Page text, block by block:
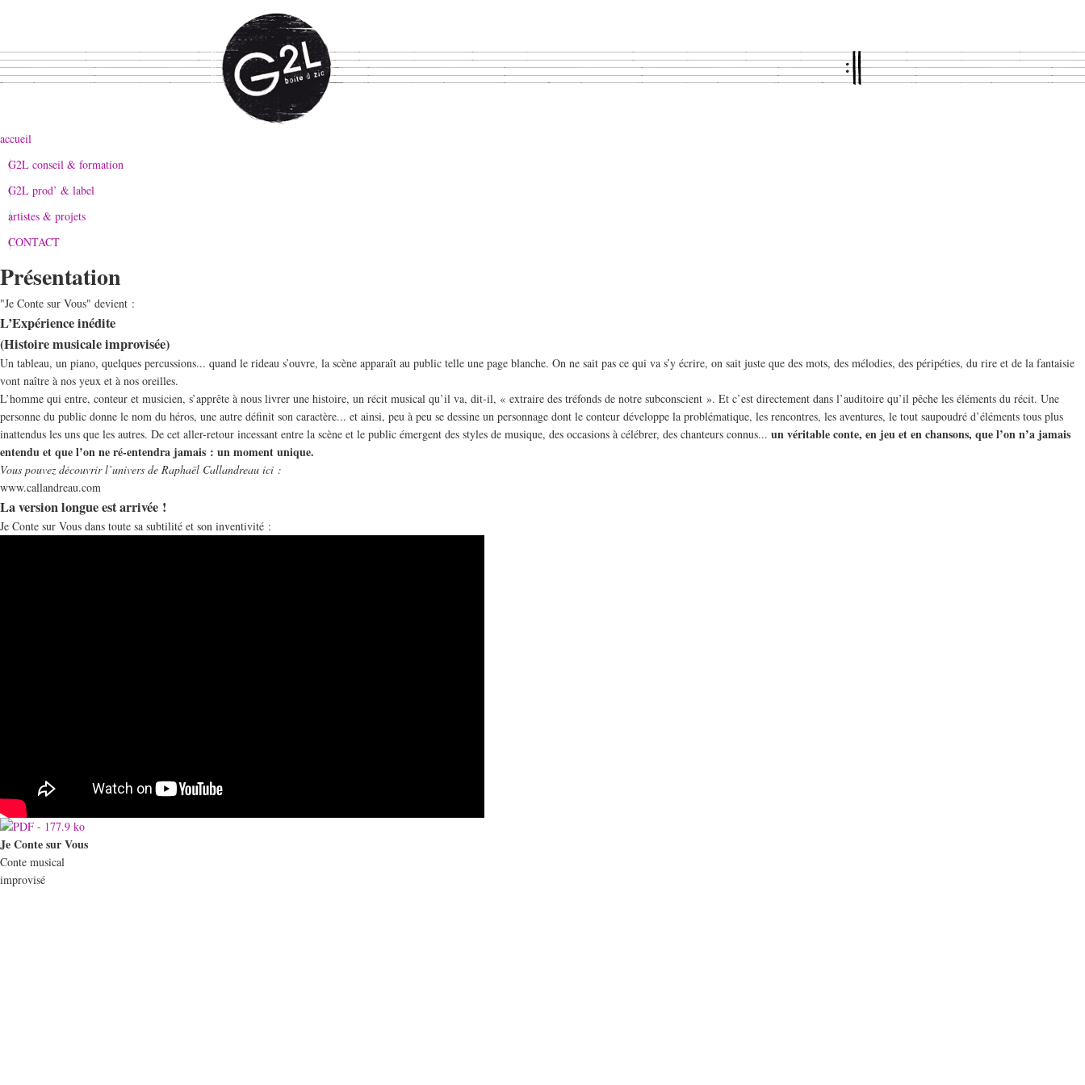
accueil
G2L conseil & formation
G2L prod’ & label
artistes & projets
CONTACT
Présentation
"Je Conte sur Vous" devient :
L’Expérience inédite
(Histoire musicale improvisée)
Un tableau, un piano, quelques percussions... quand le rideau s’ouvre, la scène apparaît au public telle une page blanche. On ne sait pas ce qui va s’y écrire, on sait juste que des mots, des mélodies, des péripéties, du rire et de la fantaisie
vont naître à nos yeux et à nos oreilles.
L’homme qui entre, conteur et musicien, s’apprête à nous livrer une histoire, un récit musical qu’il va, dit-il, « extraire des tréfonds de notre subconscient ». Et c’est directement dans l’auditoire qu’il pêche les éléments du récit. Une
personne du public donne le nom du héros, une autre définit son caractère... et ainsi, peu à peu se dessine un personnage dont le conteur développe la problématique, les rencontres, les aventures, le tout saupoudré d’éléments tous plus
inattendus les uns que les autres. De cet aller-retour incessant entre la scène et le public émergent des styles de musique, des occasions à célébrer, des chanteurs connus... un véritable conte, en jeu et en chansons, que l’on n’a jamais
entendu et que l’on ne ré-entendra jamais : un moment unique.
Vous pouvez découvrir l’univers de Raphaël Callandreau ici :
www.callandreau.com
La version longue est arrivée !
Je Conte sur Vous dans toute sa subtilité et son inventivité :
Je Conte sur Vous
Conte musical
improvisé